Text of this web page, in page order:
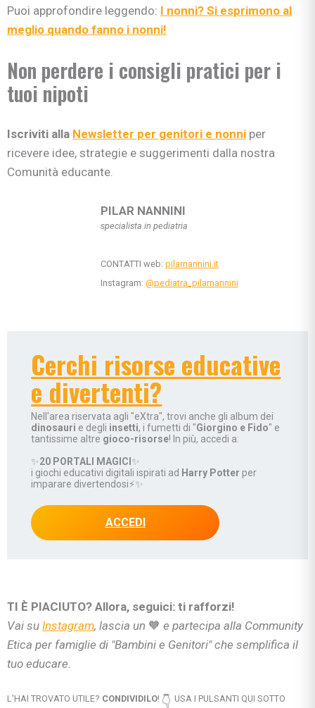
Puoi approfondire leggendo: I nonni? Si esprimono al
meglio quando fanno i nonni!
Non perdere i consigli pratici per i
tuoi nipoti
Iscriviti alla Newsletter per genitori e nonni per
ricevere idee, strategie e suggerimenti dalla nostra
Comunità educante.
PILAR NANNINI
specialista in pediatria
CONTATTI web: pilarnannini.it
Instagram: @pediatra_pilarnannini
Cerchi risorse educative
e divertenti?
Nell'area riservata agli "eXtra", trovi anche gli album dei
dinosauri e degli insetti, i fumetti di "Giorgino e Fido" e
tantissime altre gioco-risorse! In più, accedi a:
✨20 PORTALI MAGICI ✨
i giochi educativi digitali ispirati ad Harry Potter per
imparare divertendosi⚡✨
ACCEDI
TI È PIACIUTO? Allora, seguici: ti rafforzi!
Vai su Instagram, lascia un 🧡 e partecipa alla Community
Etica per famiglie di "Bambini e Genitori" che semplifica il
tuo educare.
L'HAI TROVATO UTILE? CONDIVIDILO! 👇 USA I PULSANTI QUI SOTTO